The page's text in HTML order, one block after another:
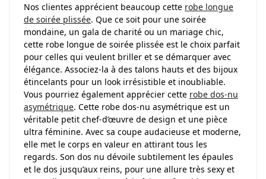
Nos clientes apprécient beaucoup cette robe longue
de soirée plissée. Que ce soit pour une soirée
mondaine, un gala de charité ou un mariage chic,
cette robe longue de soirée plissée est le choix parfait
pour celles qui veulent briller et se démarquer avec
élégance. Associez-la à des talons hauts et des bijoux
étincelants pour un look irrésistible et inoubliable.
Vous pourriez également apprécier cette robe dos-nu
asymétrique. Cette robe dos-nu asymétrique est un
véritable petit chef-d’œuvre de design et une pièce
ultra féminine. Avec sa coupe audacieuse et moderne,
elle met le corps en valeur en attirant tous les
regards. Son dos nu dévoile subtilement les épaules
et le dos jusqu’aux reins, pour une allure très sexy et